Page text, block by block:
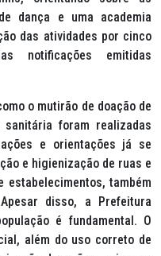
dança e uma academia
das atividades por cinco
notificações emitidas
o mutirão de doação de
foram realizadas
e orientações já se
e higienização de ruas e
estabelecimentos, também
disso, a Prefeitura
é fundamental. O
além do uso correto de